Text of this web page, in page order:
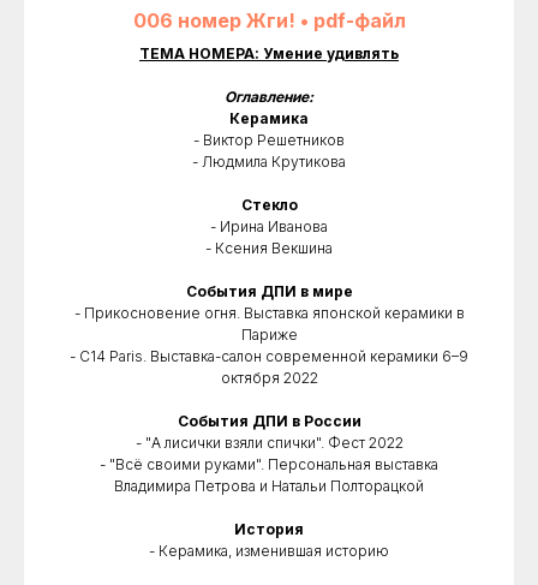
006 номер Жги! • pdf-файл
ТЕМА НОМЕРА: Умение удивлять
Оглавление:
Керамика
- Виктор Решетников
- Людмила Крутикова
Стекло
- Ирина Иванова
- Ксения Векшина
События ДПИ в мире
- Прикосновение огня. Выставка японской керамики в
Париже
- C14 Paris. Выставка-салон современной керамики 6–9
октября 2022
События ДПИ в России
- "А лисички взяли спички". Фест 2022
- "Всё своими руками". Персональная выставка
Владимира Петрова и Натальи Полторацкой
История
- Керамика, изменившая историю